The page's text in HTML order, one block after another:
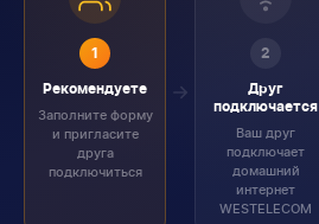
1
Рекомендуете
Заполните форму
и пригласите
друга
подключиться
2
Друг
подключается
Ваш друг
подключает
домашний
интернет
WESTELECOM